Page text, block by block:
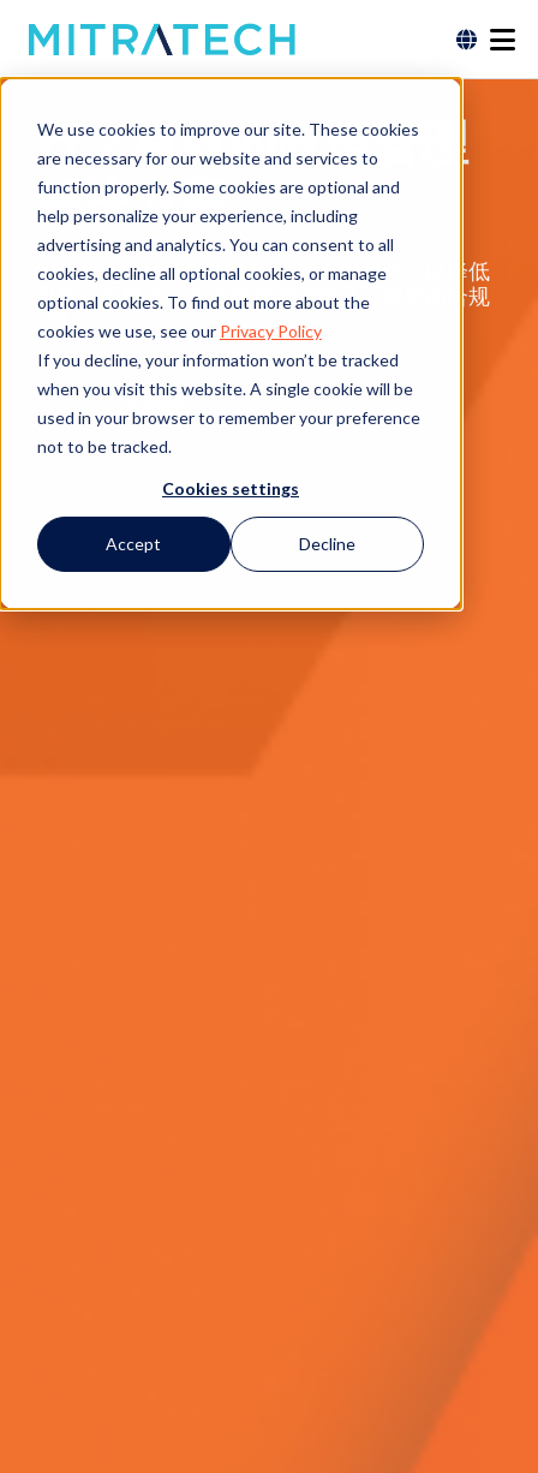
We use cookies to improve our site. These cookies
are necessary for our website and services to
function properly. Some cookies are optional and
help personalize your experience, including
advertising and analytics. You can consent to all
cookies, decline all optional cookies, or manage
optional cookies. To find out more about the
cookies we use, see our Privacy Policy
If you decline, your information won’t be tracked
when you visit this website. A single cookie will be
used in your browser to remember your preference
not to be tracked.
Cookies settings
Accept Decline
行之有效的政策管理
解决方案
简化复杂的政策管理流程并使之自动化，以降低
风险，并建立一个符合道德规范且可辩护的合规
计划。
申请演示